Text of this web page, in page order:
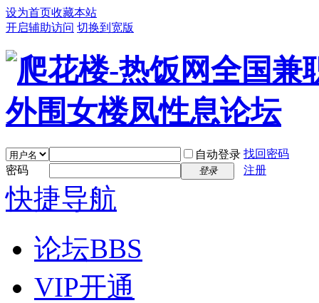
设为首页收藏本站
开启辅助访问 切换到宽版
自动登录 找回密码
密码
登录 注册
快捷导航
论坛BBS
VIP开通